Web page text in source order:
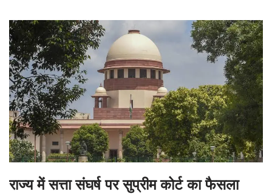
राज्य में सत्ता संघर्ष पर सुप्रीम कोर्ट का फैसला